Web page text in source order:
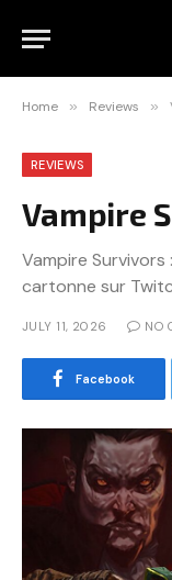
Home » Reviews »
REVIEWS
Vampire
Vampire
cartonne sur
JULY 11, 2026 NO
Facebook